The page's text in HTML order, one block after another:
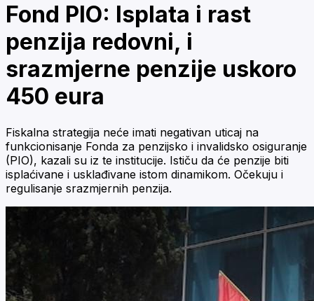
Fond PIO: Isplata i rast
penzija redovni, i
srazmjerne penzije uskoro
450 eura
Fiskalna strategija neće imati negativan uticaj na
funkcionisanje Fonda za penzijsko i invalidsko osiguranje
(PIO), kazali su iz te institucije. Ističu da će penzije biti
isplaćivane i usklađivane istom dinamikom. Očekuju i
regulisanje srazmjernih penzija.